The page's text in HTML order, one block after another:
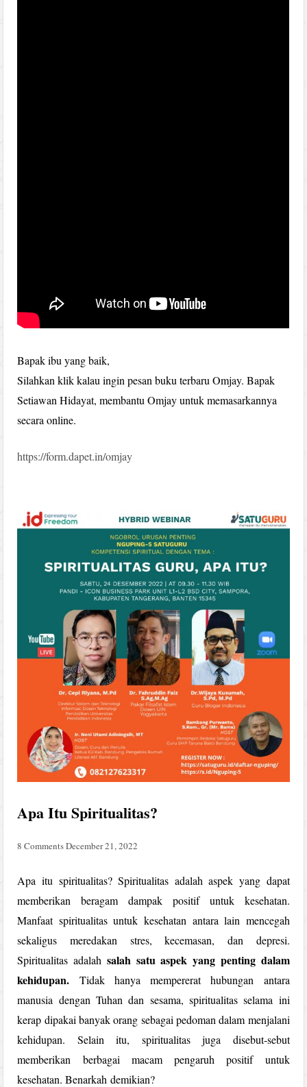
Bapak ibu yang baik,
Silahkan klik kalau ingin pesan buku terbaru Omjay. Bapak
Setiawan Hidayat, membantu Omjay untuk memasarkannya
secara online.
https://form.dapet.in/omjay
Apa Itu Spiritualitas?
8 CommentsDecember 21, 2022
Apa itu spiritualitas? Spiritualitas adalah aspek yang dapat
memberikan beragam dampak positif untuk kesehatan.
Manfaat spiritualitas untuk kesehatan antara lain mencegah
sekaligus meredakan stres, kecemasan, dan depresi.
Spiritualitas adalah salah satu aspek yang penting dalam
kehidupan. Tidak hanya mempererat hubungan antara
manusia dengan Tuhan dan sesama, spiritualitas selama ini
kerap dipakai banyak orang sebagai pedoman dalam menjalani
kehidupan. Selain itu, spiritualitas juga disebut-sebut
memberikan berbagai macam pengaruh positif untuk
kesehatan. Benarkah demikian?